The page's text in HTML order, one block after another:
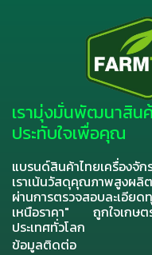
เรามุ่งมั่นพัฒนาสิ
ประทับใจเพื่อคุณ
แบรนด์สินค้าไทยเครื่องจั
เราเน้นวัสดุคุณภาพสูงผลิ
ผ่านการตรวจสอบละเอี
เหนือราคา" ถูกใจเกษต
ประเทศทั่วโลก
ข้อมูลติดต่อ